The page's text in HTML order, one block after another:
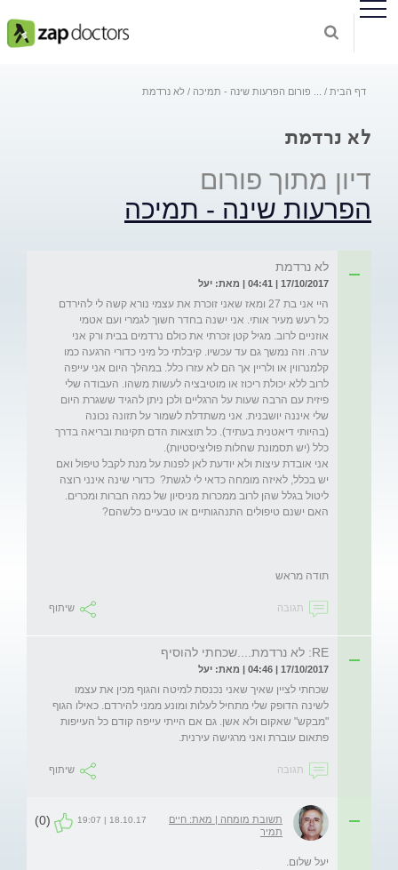
דף הבית פורום הפרעות שינה - תמיכה לא נרדמת
לא נרדמת
דיון מתוך פורום
הפרעות שינה - תמיכה
לא נרדמת
17/10/2017 | 04:41 | מאת: יעל
היי אני בת 27 ומאז שאני זוכרת את עצמי נורא קשה לי להירדם
כל רעש מעיר אותי. אני ישנה בחדר חשוך לגמרי ועם אטמי
אוזניים לרוב. מגיל קטן זכרתי את כולם נרדמים בבית ורק אני
ערה. וזה נמשך גם עד עכשיו. קיבלתי כל מיני כדורי הרגעה כמו
קלמנרווין או ולריין אך הם לא עזרו כלל. במהלך היום אני עייפה
לרוב ללא יכולת ריכוז או מוטיבציה לעשות משהו. העבודה שלי
פיזית עם הרבה שעות על הרגליים ולכן ניתן להגיד ששגרת היום
שלי איננה יושבנית. אני משתדלת לשמור על תזונה נכונה
(בהיותי דיאטנית בעתיד). כל תוצאות הדם תקינות ובריאה בדרך
אני אובדת עיצות ולא יודעת לאן לפנות על מנת לקבל טיפול ואם
יש בכלל, לאיזה מומחה כדאי לי לגשת?  כדורי שינה אינני רוצה
ליטול בגלל שהן לרוב ממכרות מניסיון של כמה חברות ומכרים.
תודה מראש
תגובה שיתוף
RE: לא נרדמת....שכחתי להוסיף
17/10/2017 | 04:46 | מאת: יעל
שכחתי לציין שאיך שאני נכנסת למיטה והגוף מכין את עצמו
לשינה הדופק שלי מתחיל לעלות ומונע ממני להירדם. כאילו הגוף
"מבקש" שאקום ולא אשן. גם אם הייתי עייפה קודם כל העייפות
פתאום עוברת ואני מרגישה עירנית.
תגובה שיתוף
תשובת מומחה | מאת: חיים
תמיר
18.10.17 | 19:07
(0)